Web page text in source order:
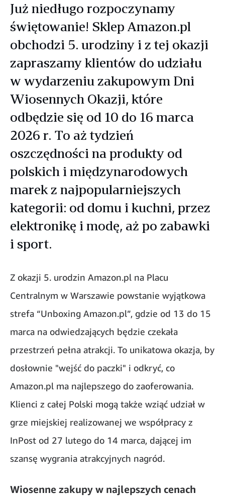
Już niedługo rozpoczynamy
świętowanie! Sklep Amazon.pl
obchodzi 5. urodziny i z tej okazji
zapraszamy klientów do udziału
w wydarzeniu zakupowym Dni
Wiosennych Okazji, które
odbędzie się od 10 do 16 marca
2026 r. To aż tydzień
oszczędności na produkty od
polskich i międzynarodowych
marek z najpopularniejszych
kategorii: od domu i kuchni, przez
elektronikę i modę, aż po zabawki
i sport.
Z okazji 5. urodzin Amazon.pl na Placu
Centralnym w Warszawie powstanie wyjątkowa
strefa “Unboxing Amazon.pl”, gdzie od 13 do 15
marca na odwiedzających będzie czekała
przestrzeń pełna atrakcji. To unikatowa okazja, by
dosłownie "wejść do paczki" i odkryć, co
Amazon.pl ma najlepszego do zaoferowania.
Klienci z całej Polski mogą także wziąć udział w
grze miejskiej realizowanej we współpracy z
InPost od 27 lutego do 14 marca, dającej im
szansę wygrania atrakcyjnych nagród.
Wiosenne zakupy w najlepszych cenach